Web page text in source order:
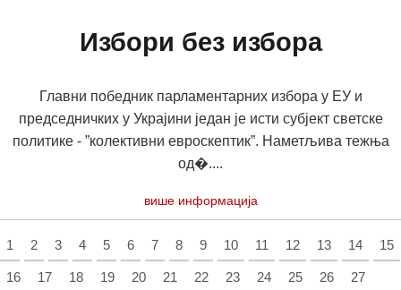
Избори без избора
Главни победник парламентарних избора у ЕУ и
председничких у Украјини један је исти субјект светске
политике - ”колективни евроскептик”. Наметљива тежња
од�....
више информација
1 2 3 4 5 6 7 8 9 10 11 12 13 14 15
16 17 18 19 20 21 22 23 24 25 26 27